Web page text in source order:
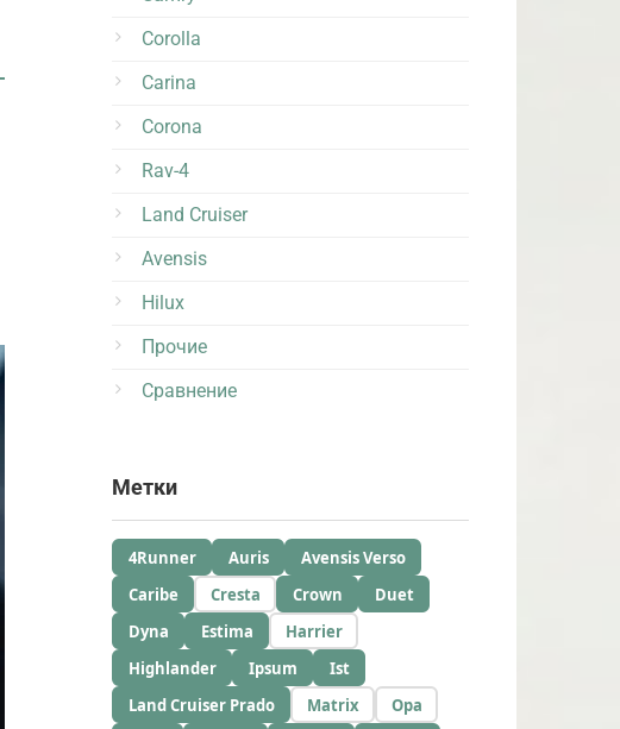
Corolla
Carina
Corona
Rav-4
Land Cruiser
Avensis
Hilux
Прочие
Сравнение
Метки
4Runner Auris
Avensis Verso
Caribe
Cresta Crown
Duet
Dyna
Estima
Harrier
Highlander
Ipsum
Ist
Land Cruiser Prado
Matrix
Opa